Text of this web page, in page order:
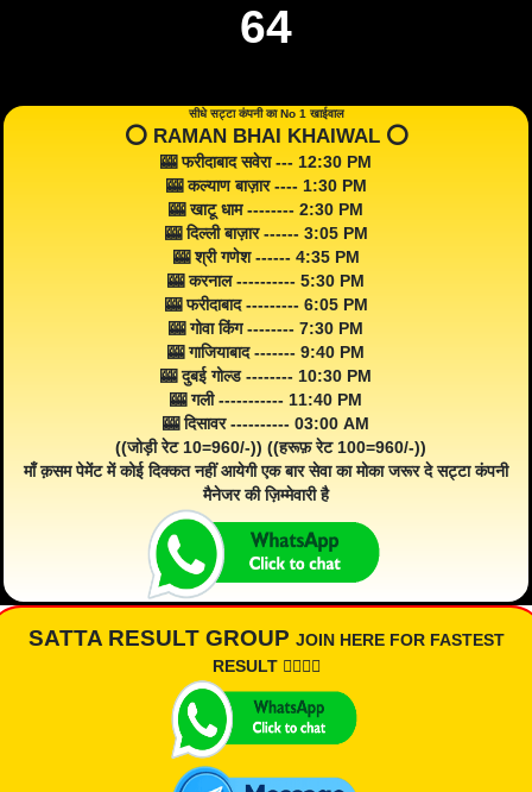
64
सीधे सट्टा कंपनी का No 1 खाईवाल
⭕️ RAMAN BHAI KHAIWAL ⭕️
🎰 फरीदाबाद सवेरा --- 12:30 PM
🎰 कल्याण बाज़ार ---- 1:30 PM
🎰 खाटू धाम -------- 2:30 PM
🎰 दिल्ली बाज़ार ------ 3:05 PM
🎰 श्री गणेश ------ 4:35 PM
🎰 करनाल ---------- 5:30 PM
🎰 फरीदाबाद --------- 6:05 PM
🎰 गोवा किंग -------- 7:30 PM
🎰 गाजियाबाद ------- 9:40 PM
🎰 दुबई गोल्ड -------- 10:30 PM
🎰 गली ----------- 11:40 PM
🎰 दिसावर ---------- 03:00 AM
((जोड़ी रेट 10=960/-)) ((हरूफ़ रेट 100=960/-))
माँ क़सम पेमेंट में कोई दिक्कत नहीं आयेगी एक बार सेवा का मोका जरूर दे सट्टा कंपनी
मैनेजर की ज़िम्मेवारी है
SATTA RESULT GROUP JOIN HERE FOR FASTEST
RESULT 👇🏾👇🏾